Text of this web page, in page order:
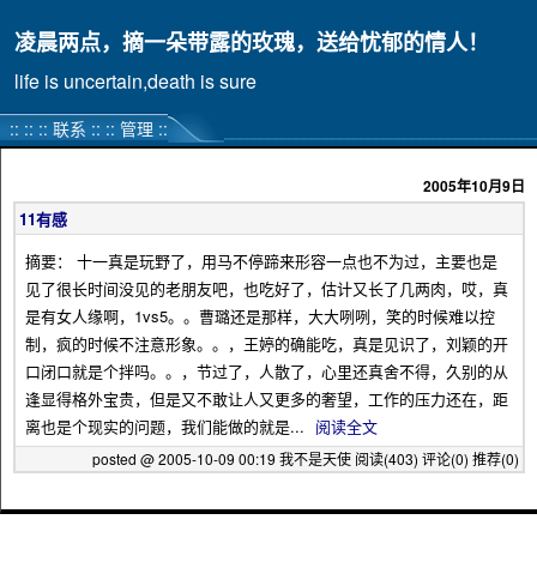
凌晨两点，摘一朵带露的玫瑰，送给忧郁的情人！
life is uncertain,death is sure
:: :: :: 联系 :: :: 管理 ::
2005年10月9日
11有感
摘要： 十一真是玩野了，用马不停蹄来形容一点也不为过，主要也是
见了很长时间没见的老朋友吧，也吃好了，估计又长了几两肉，哎，真
是有女人缘啊，1vs5。。曹璐还是那样，大大咧咧，笑的时候难以控
制，疯的时候不注意形象。。，王婷的确能吃，真是见识了，刘颖的开
口闭口就是个拌吗。。，节过了，人散了，心里还真舍不得，久别的从
逢显得格外宝贵，但是又不敢让人又更多的奢望，工作的压力还在，距
离也是个现实的问题，我们能做的就是... 阅读全文
posted @ 2005-10-09 00:19 我不是天使 阅读(403) 评论(0) 推荐(0)